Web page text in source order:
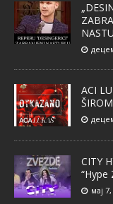
ACI
CITY
“Hype
мај